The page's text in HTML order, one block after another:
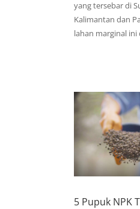
yang tersebar di
Kalimantan dan
lahan marginal ini
5 Pupuk NPK